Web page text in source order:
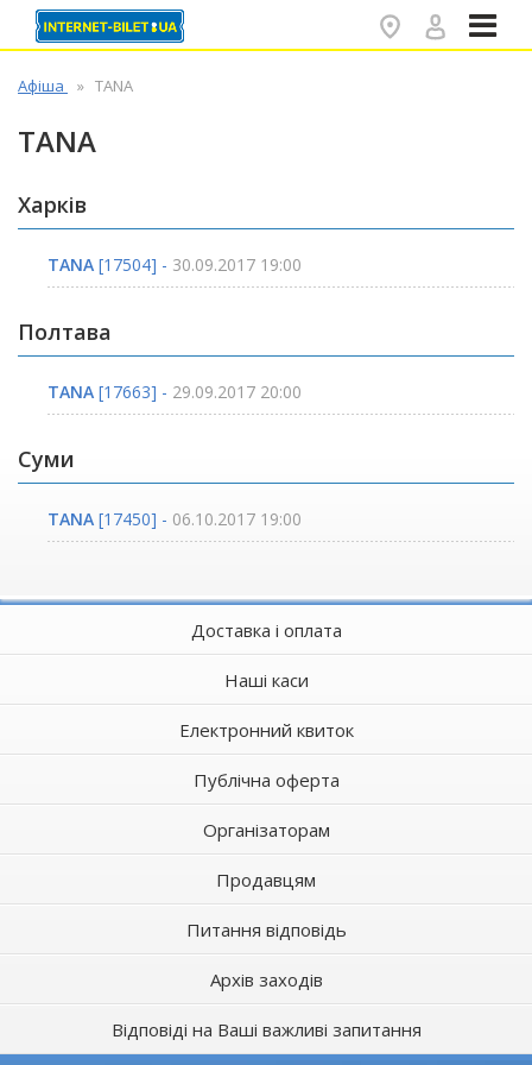
Афіша TANA
TANA
Харків
ТАNA [17504] - 30.09.2017 19:00
Полтава
TANA [17663] - 29.09.2017 20:00
Суми
ТANA [17450] - 06.10.2017 19:00
Доставка і оплата
Наші каси
Електронний квиток
Публічна оферта
Організаторам
Продавцям
Питання відповідь
Архів заходів
Відповіді на Ваші важливі запитання